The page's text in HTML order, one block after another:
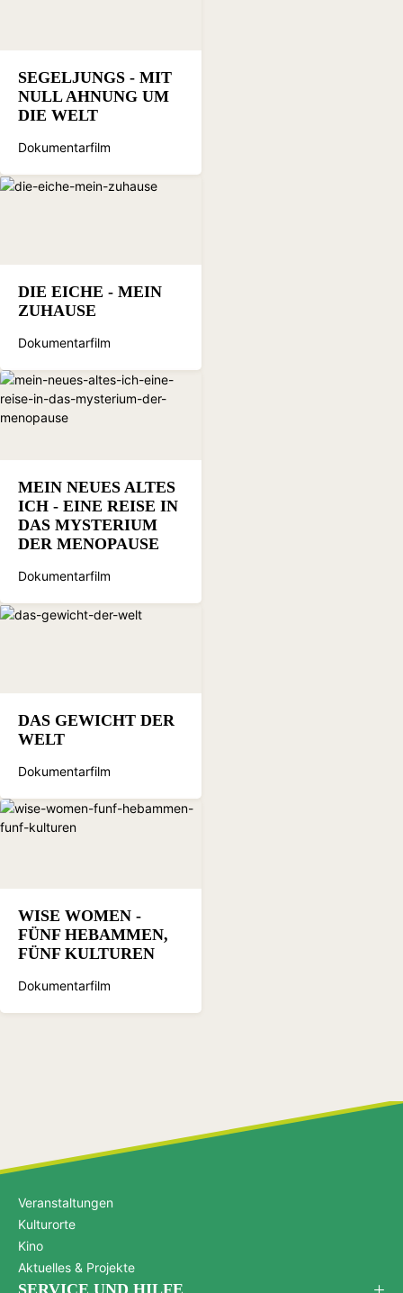
SEGELJUNGS - MIT
NULL AHNUNG UM
DIE WELT
Dokumentarfilm
DIE EICHE - MEIN
ZUHAUSE
Dokumentarfilm
MEIN NEUES ALTES
ICH - EINE REISE IN
DAS MYSTERIUM
DER MENOPAUSE
Dokumentarfilm
DAS GEWICHT DER
WELT
Dokumentarfilm
WISE WOMEN -
FÜNF HEBAMMEN,
FÜNF KULTUREN
Dokumentarfilm
Veranstaltungen
Kulturorte
Kino
Aktuelles & Projekte
SERVICE UND HILFE